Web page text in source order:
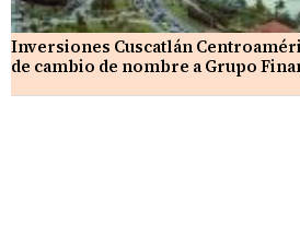
Inversiones Cuscatlán
de cambio de nombre a Grupo